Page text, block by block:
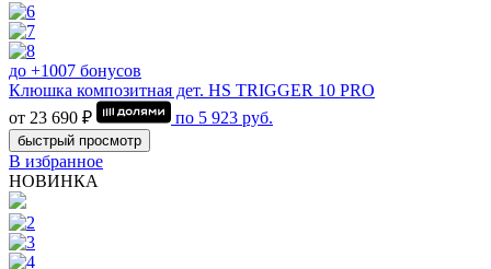
до +1007 бонусов
Клюшка композитная дет. HS TRIGGER 10 PRO
от 23 690 ₽
по 5 923 руб.
быстрый просмотр
В избранное
НОВИНКА